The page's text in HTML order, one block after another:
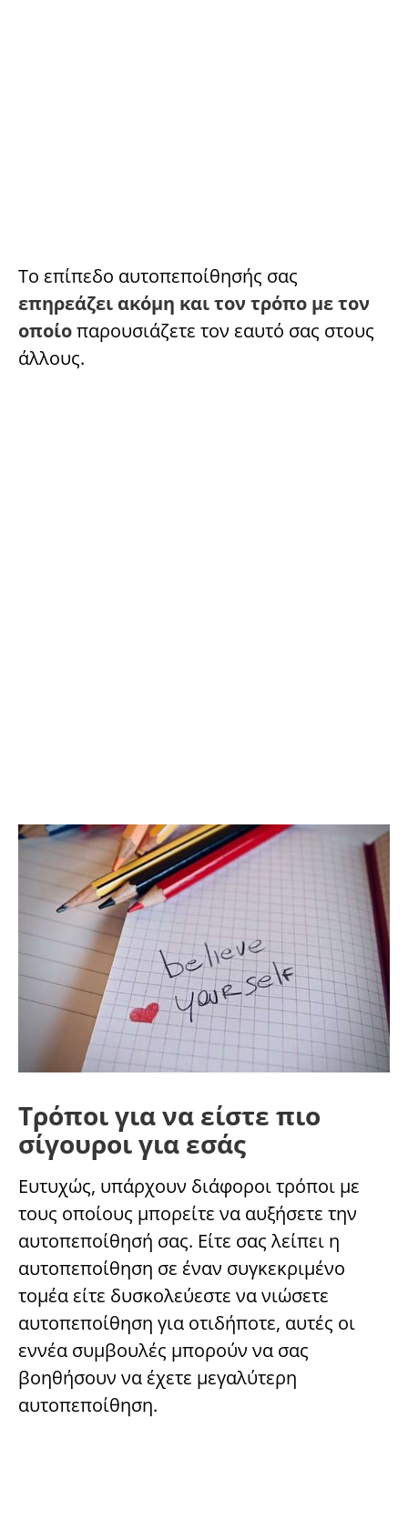
Το επίπεδο αυτοπεποίθησής σας
επηρεάζει ακόμη και τον τρόπο με τον
οποίοπαρουσιάζετε τον εαυτό σας στους
άλλους.
Τρόποι για να είστε πιο
σίγουροι για εσάς
Ευτυχώς, υπάρχουν διάφοροι τρόποι με
τους οποίους μπορείτε να αυξήσετε την
αυτοπεποίθησή σας. Είτε σας λείπει η
αυτοπεποίθηση σε έναν συγκεκριμένο
τομέα είτε δυσκολεύεστε να νιώσετε
αυτοπεποίθηση για οτιδήποτε, αυτές οι
εννέα συμβουλές μπορούν να σας
βοηθήσουν να έχετε μεγαλύτερη
αυτοπεποίθηση.